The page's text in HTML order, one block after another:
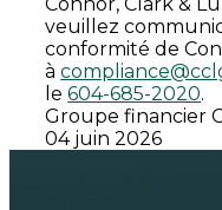
veuillez
conformité de
à
le604-685-2020.
Groupe financier
04 juin 2026